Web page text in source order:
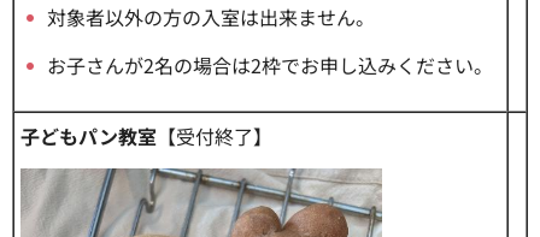
対象者以外の方の入室は出来ません。
お子さんが2名の場合は2枠でお申し込みください。
子どもパン教室 【受付終了】